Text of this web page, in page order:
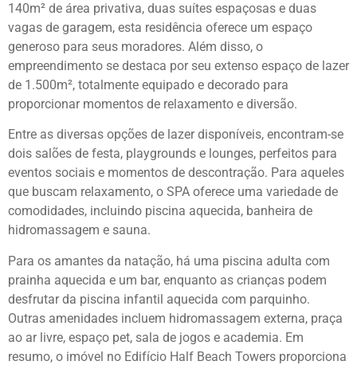
140m² de área privativa, duas suítes espaçosas e duas
vagas de garagem, esta residência oferece um espaço
generoso para seus moradores. Além disso, o
empreendimento se destaca por seu extenso espaço de lazer
de 1.500m², totalmente equipado e decorado para
proporcionar momentos de relaxamento e diversão.
Entre as diversas opções de lazer disponíveis, encontram-se
dois salões de festa, playgrounds e lounges, perfeitos para
eventos sociais e momentos de descontração. Para aqueles
que buscam relaxamento, o SPA oferece uma variedade de
comodidades, incluindo piscina aquecida, banheira de
hidromassagem e sauna.
Para os amantes da natação, há uma piscina adulta com
prainha aquecida e um bar, enquanto as crianças podem
desfrutar da piscina infantil aquecida com parquinho.
Outras amenidades incluem hidromassagem externa, praça
ao ar livre, espaço pet, sala de jogos e academia. Em
resumo, o imóvel no Edifício Half Beach Towers proporciona